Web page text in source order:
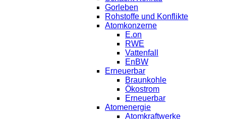
Gorleben
Rohstoffe und Konflikte
Atomkonzerne
E.on
RWE
Vattenfall
EnBW
Erneuerbar
Braunkohle
Ökostrom
Erneuerbar
Atomenergie
Atomkraftwerke